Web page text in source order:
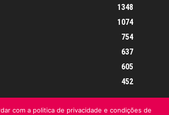
1348
1074
754
637
605
452
com a politica de privacidade e condições de